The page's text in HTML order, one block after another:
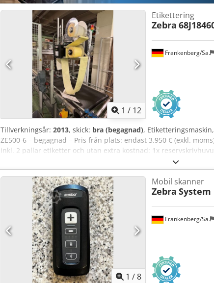
1 / 12
Frankenberg/Sa.
Etikettering
Zebra
Tillverkningsår: 2013, skick: bra (begagnad),
ZE500-6 – begagnad – Pris från plats: endast 3.950 € (exkl.
inkl. 2 pallar etiketter och utan extra kostnad: 1x
Tillverkningsår: 2013 S/N: 13020131 Dedpfewxwfhex Afkjck
68J184600041 Skick: bra Tillgänglig: omedelbart Plats: lager
1 /8
Frankenberg/Sa.
Mobil skanner
Zebra System